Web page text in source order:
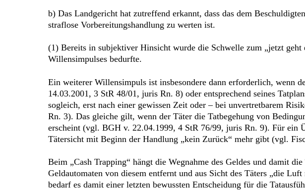
b) Das Landgericht hat zutreffend erkannt, dass das dem
straflose Vorbereitungshandlung zu werten ist.
(1) Bereits in subjektiver Hinsicht wurde die Schwelle zum „jetzt
Willensimpulses bedurfte.
Ein weiterer Willensimpuls ist insbesondere dann erforderlich, wenn
14.03.2001, 3 StR 48/01, juris Rn. 8) oder entsprechend seines
sogleich, erst nach einer gewissen Zeit oder – bei unvertretbarem
Rn. 3). Das gleiche gilt, wenn der Täter die Tatbegehung von
erscheint (vgl. BGH v. 22.04.1999, 4 StR 76/99, juris Rn. 9). Für ein
Tätersicht mit Beginn der Handlung „kein Zurück“ mehr gibt (vgl.
Beim „Cash Trapping“ hängt die Wegnahme des Geldes und damit
Geldautomaten von diesem entfernt und aus Sicht des Täters „die
bedarf es damit einer letzten bewussten Entscheidung für die